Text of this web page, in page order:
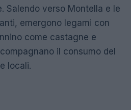
Salendo verso Montella e le
emergono legami con
come castagne e
il consumo del
locali.